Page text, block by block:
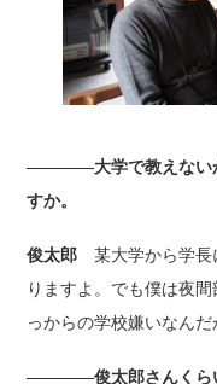
――――大学で教えない
すか。
俊太郎 某大学から学長
りますよ。でも僕は夜
っからの学校嫌いなんだ
――――俊太郎さんくら